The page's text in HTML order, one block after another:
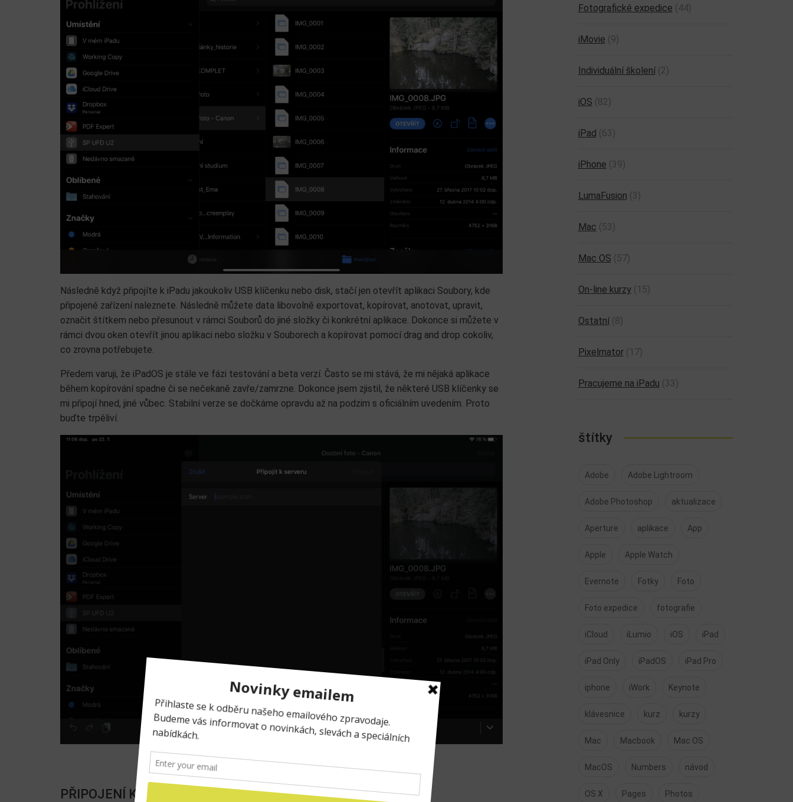
Následně když připojíte k iPadu jakoukoliv USB klíčenku nebo disk, stačí jen otevřít aplikaci Soubory, kde
připojené zařízení naleznete. Následně můžete data libovolně exportovat, kopírovat, anotovat, upravit,
označit štítkem nebo přesunout v rámci Souborů do jiné složky či konkrétní aplikace. Dokonce si můžete v
rámci dvou oken otevřít jinou aplikaci nebo složku v Souborech a kopírovat pomocí drag and drop cokoliv,
co zrovna potřebujete.
Předem varuji, že iPadOS je stále ve fázi testování a beta verzí. Často se mi stává, že mi nějaká aplikace
během kopírování spadne či se nečekaně zavře/zamrzne. Dokonce jsem zjistil, že některé USB klíčenky se
mi připojí hned, jiné vůbec. Stabilní verze se dočkáme opravdu až na podzim s oficiálním uvedením. Proto
buďte trpěliví.
PŘIPOJENÍ K SERVERU
Fotografické expedice (44)
iMovie (9)
Individuální školení(2)
iOS (82)
iPad (63)
iPhone (39)
LumaFusion (3)
Mac (53)
Mac OS (57)
On-line kurzy(15)
Ostatní(8)
Pixelmator(17)
Pracujeme na iPadu (33)
štítky
Adobe Adobe Lightroom
Adobe Photoshop aktualizace
Aperture aplikace App
Apple Apple Watch
Evernote Fotky Foto
Foto expedice fotografie
iCloud iLumio iOS iPad
iPad Only iPadOS iPad Pro
iphone iWork Keynote
klávesnice kurz kurzy
Mac Macbook Mac OS
MacOS Numbers návod
OS X Pages Photos